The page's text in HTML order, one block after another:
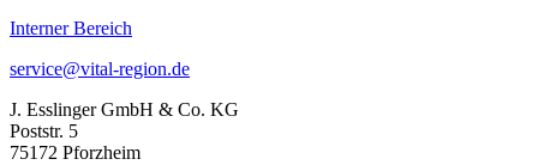
Interner Bereich
service@vital-region.de
J. Esslinger GmbH & Co. KG
Poststr. 5
75172 Pforzheim